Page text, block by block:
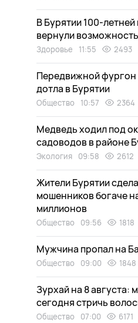
В Бурятии 100-летней
вернули
Здоровье 11:55 2493
Передвижной фургон
дотла в Бурятии
Общество 10:57 2364
Медведь ходил под
садоводов в районе
Экология 09:58 2612
Жители Бурятии
мошенников богаче
миллионов
Общество 09:56 1818
Мужчина пропал на
Общество 09:00 1848
Зурхай на 8 августа:
сегодня стричь
Общество 07:00 6171